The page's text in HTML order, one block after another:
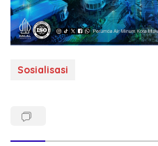
Sosialisasi